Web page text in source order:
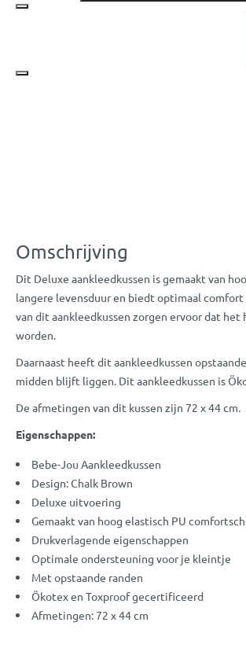
Omschrijving
Dit Deluxe aankleedkussen is gemaakt van
langere levensduur en biedt optimaal
van dit aankleedkussen zorgen ervoor dat
worden.
Daarnaast heeft dit aankleedkussen
midden blijft liggen. Dit aankleedkussen is
De afmetingen van dit kussen zijn 72 x 44 cm.
Eigenschappen:
Bebe-Jou Aankleedkussen
Design: Chalk Brown
Deluxe uitvoering
Gemaakt van hoog elastisch PU
Drukverlagende eigenschappen
Optimale ondersteuning voor je kleintje
Met opstaande randen
Ökotex en Toxproof gecertificeerd
Afmetingen: 72 x 44 cm